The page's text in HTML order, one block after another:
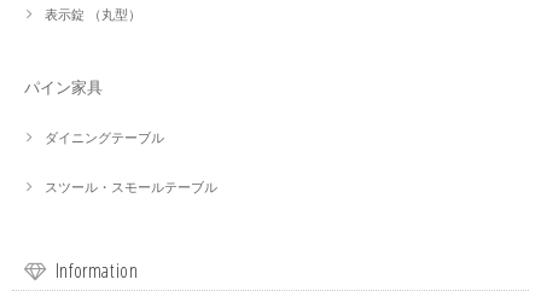
表示錠 （丸型）
パイン家具
ダイニングテーブル
スツール・スモールテーブル
Information